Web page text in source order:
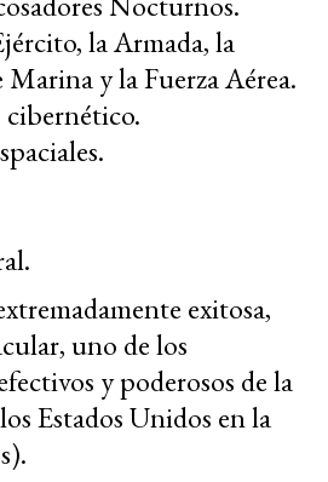
la Armada, la
y la Fuerza Aérea.
exitosa,
uno de los
y poderosos de la
Estados Unidos en la